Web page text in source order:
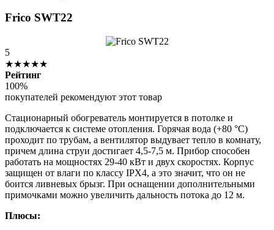
Frico SWT22
5
★★★★★
Рейтинг
100%
покупателей рекомендуют этот товар
Стационарный обогреватель монтируется в потолке и
подключается к системе отопления. Горячая вода (+80 °С)
проходит по трубам, а вентилятор выдувает тепло в комнату,
причем длина струи достигает 4,5-7,5 м. Прибор способен
работать на мощностях 29-40 кВт и двух скоростях. Корпус
защищен от влаги по классу IPX4, а это значит, что он не
боится ливневых брызг. При оснащении дополнительными
примочками можно увеличить дальность потока до 12 м.
Плюсы: